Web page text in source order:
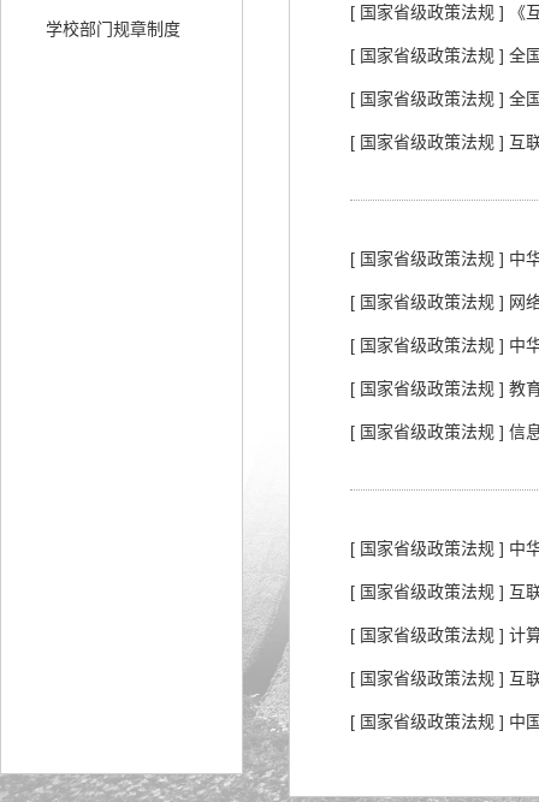
学校部门规章制度
[ 国家省级政策法规 ] 《
[ 国家省级政策法规 ] 全
[ 国家省级政策法规 ] 全
[ 国家省级政策法规 ] 互
[ 国家省级政策法规 ] 中
[ 国家省级政策法规 ] 网
[ 国家省级政策法规 ] 中
[ 国家省级政策法规 ] 教
[ 国家省级政策法规 ] 信
[ 国家省级政策法规 ] 中
[ 国家省级政策法规 ] 互
[ 国家省级政策法规 ] 计
[ 国家省级政策法规 ] 互
[ 国家省级政策法规 ] 中